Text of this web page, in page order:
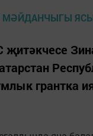
грантка